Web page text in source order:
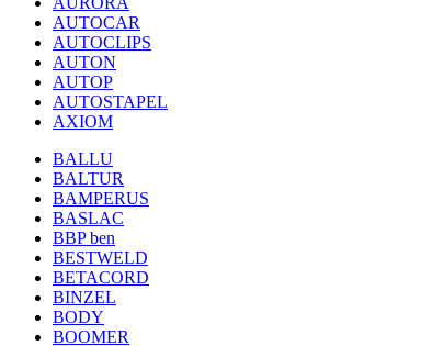
AUTOCAR
AUTOCLIPS
AUTON
AUTOP
AUTOSTAPEL
AXIOM
BALLU
BALTUR
BAMPERUS
BASLAC
BBP ben
BESTWELD
BETACORD
BINZEL
BODY
BOOMER